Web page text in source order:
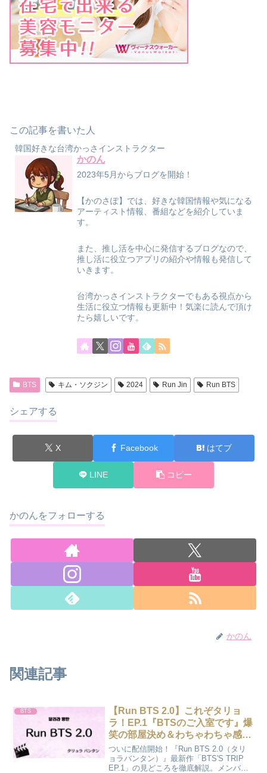
この記事を書いた人
韓国好きな台湾かっさインストラクター
かのん
2023年5月からブログを開始！
【かのさぽ】では、好きな韓国情報や気になる
アーティスト情報、番組などを紹介していま
す。
また、推し活を中心に発信するブログなので、
推し活に役立つアプリの紹介や情報も発信して
いきます。
台湾かっさインストラクターでもある視点から
生活に役立つ情報も更新中！気楽に読んで頂け
たら嬉しいです。
BTS キム・ソクジン 2024 Run Jin Run BTS
シェアする
X Facebook はてブ
LINE コピー
かのんをフォローする
かのん
関連記事
BTS
【Run BTS 2.0】これぞタリョ
ラ！EP.1『BTSのご入室です』爆
笑の部屋決め＆わちゃわちゃ感
（2026/04/23）
ついに配信開始！『Run BTS 2.0（タリ
ョラバンタン）』最新作「BTS'S TRIP
EP.1」の見どころを徹底解説。メンバー